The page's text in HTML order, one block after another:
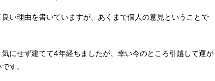
い理由を書いていますが、あくまで個人の意見ということで
にせず建てて4年経ちましたが、幸い今のところ引越して運が
す。